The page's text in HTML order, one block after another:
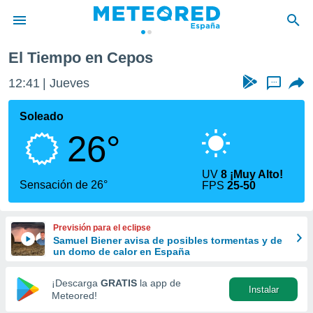
de
por
que se
calidad.
a este
las
y
forma
digital
basada
El Tiempo en Cepos
12:41 Jueves ...
Soleado
26°
Sensación de 26°
UV8 ¡Muy Alto!
FPS25-50
Previsión para el eclipse
Samuel Biener avisa de posibles tormentas y de
un domo de calor en España
¡Descarga GRATIS la app de
Meteored!
Instalar